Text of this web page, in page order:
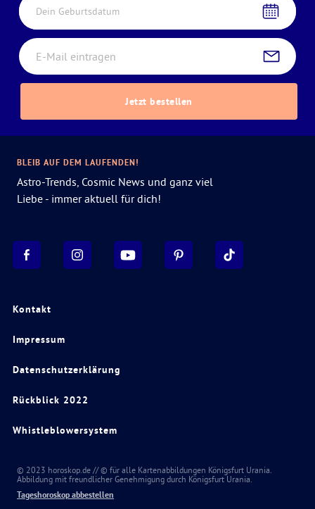
Dein Geburtsdatum
Jetzt bestellen
Kontakt
Impressum
Datenschutzerklärung
Rückblick 2022
Whistleblowersystem
BLEIB AUF DEM LAUFENDEN!
Astro-Trends, Cosmic News und ganz viel
Liebe - immer aktuell für dich!
© 2023 horoskop.de // © für alle Kartenabbildungen Königsfurt Urania.
Abbildung mit freundlicher Genehmigung durch Königsfurt Urania.
Tageshoroskop abbestellen